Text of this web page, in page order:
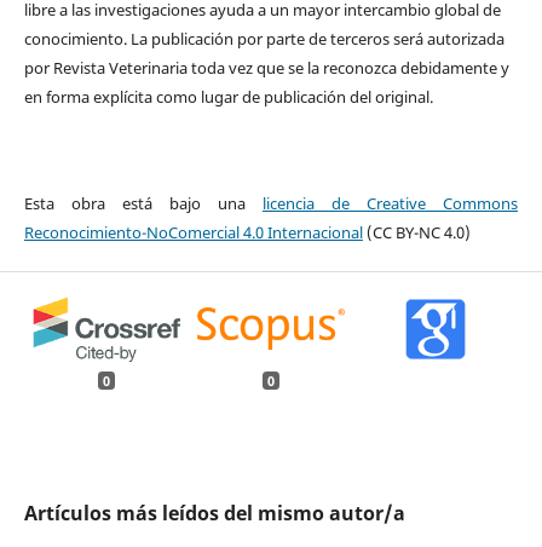
libre a las investigaciones ayuda a un mayor intercambio global de
conocimiento. La publicación por parte de terceros será autorizada
por Revista Veterinaria toda vez que se la reconozca debidamente y
en forma explícita como lugar de publicación del original.
Esta obra está bajo una licencia de Creative Commons
Reconocimiento-NoComercial 4.0 Internacional(CC BY-NC 4.0)
0 0
Artículos más leídos del mismo autor/a